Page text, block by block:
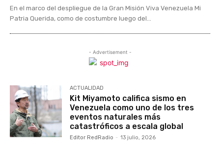
En el marco del despliegue de la Gran Misión Viva Venezuela Mi
Patria Querida, como de costumbre luego del...
- Advertisement -
ACTUALIDAD
Kit Miyamoto califica sismo en
Venezuela como uno de los tres
eventos naturales más
catastróficos a escala global
Editor RedRadio - 13 julio, 2026